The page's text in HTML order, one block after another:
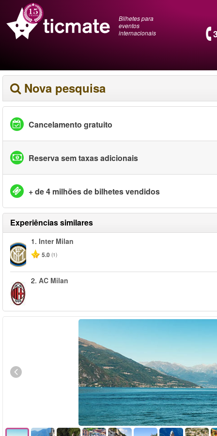
Bilhetes para
eventos
internacionais
Nova pesquisa
Cancelamento gratuito
Reserva sem taxas adicionais
+ de 4 milhões de bilhetes vendidos
Experiências similares
1. Inter Milan
5.0 (1)
2. AC Milan